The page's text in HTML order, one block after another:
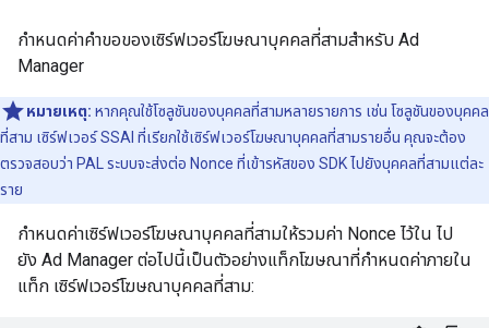
กำหนดค่าคำขอของเซิร์ฟเวอร์โฆษณาบุคคลที่สามสำหรับ Ad
Manager
หมายเหตุ: หากคุณใช้โซลูชันของบุคคลที่สามหลายรายการ เช่น โซลูชันของบุคคล
ที่สาม เซิร์ฟเวอร์ SSAI ที่เรียกใช้เซิร์ฟเวอร์โฆษณาบุคคลที่สามรายอื่น คุณจะต้อง
ตรวจสอบว่า PAL ระบบจะส่งต่อ Nonce ที่เข้ารหัสของ SDK ไปยังบุคคลที่สามแต่ละ
ราย
กำหนดค่าเซิร์ฟเวอร์โฆษณาบุคคลที่สามให้รวมค่า Nonce ไว้ใน ไป
ยัง Ad Manager ต่อไปนี้เป็นตัวอย่างแท็กโฆษณาที่กำหนดค่าภายใน
แท็ก เซิร์ฟเวอร์โฆษณาบุคคลที่สาม: